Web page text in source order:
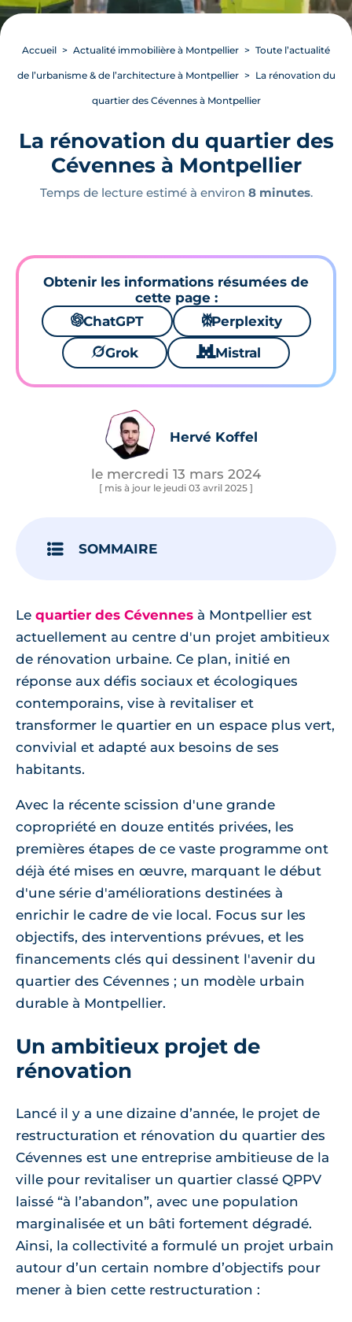
Accueil Actualité immobilière à Montpellier Toute l’actualité
de l’urbanisme & de l’architecture à Montpellier La rénovation du
quartier des Cévennes à Montpellier
La rénovation du quartier des
Cévennes à Montpellier
Temps de lecture estimé à environ 8 minutes.
Obtenir les informations résumées de
cette page :
🌌ChatGPT ⚙Perplexity
🪐Grok 🐱 Mistral
Hervé Koffel
le mercredi 13 mars 2024
[ mis à jour le jeudi 03 avril 2025 ]
SOMMAIRE
Le quartier des Cévennes à Montpellier est
actuellement au centre d'un projet ambitieux
de rénovation urbaine. Ce plan, initié en
réponse aux défis sociaux et écologiques
contemporains, vise à revitaliser et
transformer le quartier en un espace plus vert,
convivial et adapté aux besoins de ses
habitants.
Avec la récente scission d'une grande
copropriété en douze entités privées, les
premières étapes de ce vaste programme ont
déjà été mises en œuvre, marquant le début
d'une série d'améliorations destinées à
enrichir le cadre de vie local. Focus sur les
objectifs, des interventions prévues, et les
financements clés qui dessinent l'avenir du
quartier des Cévennes ; un modèle urbain
durable à Montpellier.
Un ambitieux projet de
rénovation
Lancé il y a une dizaine d’année, le projet de
restructuration et rénovation du quartier des
Cévennes est une entreprise ambitieuse de la
ville pour revitaliser un quartier classé QPPV
laissé “à l’abandon”, avec une population
marginalisée et un bâti fortement dégradé.
Ainsi, la collectivité a formulé un projet urbain
autour d’un certain nombre d’objectifs pour
mener à bien cette restructuration :